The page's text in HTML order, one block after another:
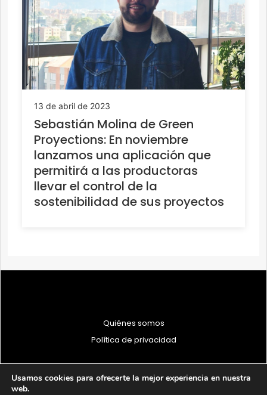
13 de abril de 2023
Sebastián Molina de Green
Proyections: En noviembre
lanzamos una aplicación que
permitirá a las productoras
llevar el control de la
sostenibilidad de sus proyectos
Quiénes somos
Política de privacidad
Usamos cookies para ofrecerte la mejor experiencia en nuestra
web.